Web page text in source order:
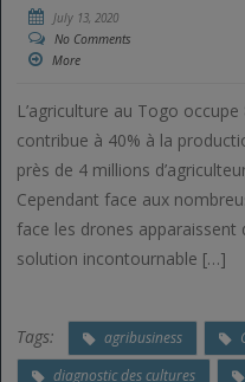
July 13, 2020
No Comments
More
L’agriculture au Togo
contribue à 40% à la
près de 4 millions
Cependant face aux
face les drones
solution incontournable […]
Tags: agribusiness
diagnostic des cultures